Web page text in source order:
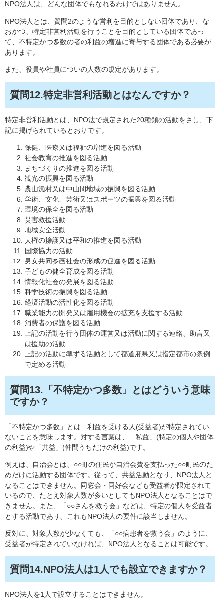
NPO法人は、どんな団体でもなれるわけではありません。
NPO法人とは、質問2のような営利を目的としない団体であり、な
おかつ、特定非営利活動を行うことを目的としている団体であっ
て、不特定かつ多数の者の利益の増進に寄与する団体である必要が
あります。
また、役員や社員についの人数の規定があります。
質問12.特定非営利活動とはなんですか？
特定非営利活動とは、NPO法で規定された20種類の活動をさし、下
記に掲げられているとおりです。
保健、医療又は福祉の増進を図る活動
社会教育の推進を図る活動
まちづくりの推進を図る活動
観光の振興を図る活動
農山漁村又は中山間地域の振興を図る活動
学術、文化、芸術又はスポーツの振興を図る活動
環境の保全を図る活動
災害救援活動
地域安全活動
人権の擁護又は平和の推進を図る活動
国際協力の活動
男女共同参画社会の形成の促進を図る活動
子どもの健全育成を図る活動
情報化社会の発展を図る活動
科学技術の振興を図る活動
経済活動の活性化を図る活動
職業能力の開発又は雇用機会の拡充を支援する活動
消費者の保護を図る活動
上記の活動を行う団体の運営又は活動に関する連絡、助言又
は援助の活動
上記の活動に準ずる活動として都道府県又は指定都市の条例
で定める活動
質問13.「不特定かつ多数」とはどういう意味
ですか？
「不特定かつ多数」とは、利益を受ける人(受益者)が特定されてい
ないことを意味します。対する言葉は、「私益」(特定の個人や団体
の利益)や「共益」(仲間うちだけの利益)です。
例えば、自治会とは、○○町の住民が自治会費を支払った○○町民のた
めだけに活動する団体です。従って、共益活動となり、NPO法人と
なることはできません。同窓会・同好会なども受益者が限定されて
いるので、たとえ対象人数が多いとしてもNPO法人となることはで
きません。また、「○○さんを救う会」などは、特定の個人を受益者
とする活動であり、これもNPO法人の要件に該当しません。
反対に、対象人数が少なくても、「○○病患者を救う会」のように、
受益者が特定されていなければ、NPO法人となることは可能です。
質問14.NPO法人は1人でも設立できますか？
NPO法人を1人で設立することはできません。